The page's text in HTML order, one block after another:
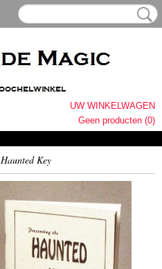
UW WINKELWAGEN
Geen producten (0)
Haunted Key